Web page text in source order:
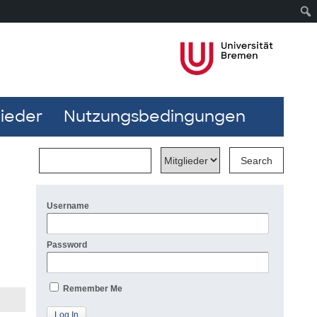
Nutzungsbedingungen
Username
Password
Remember Me